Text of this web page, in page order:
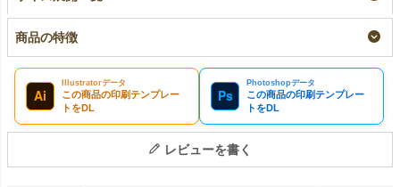
商品の特徴
Ai
Illustratorデータ
この商品の印刷テンプレー
トをDL
Ps
Photoshopデータ
この商品の印刷テンプレー
トをDL
レビューを書く